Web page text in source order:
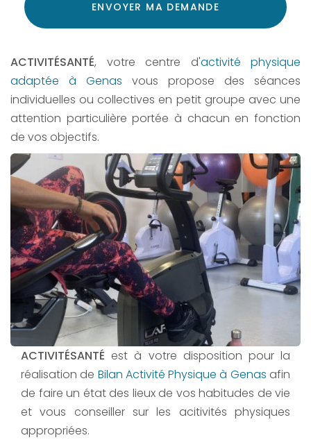
RGPD
ENVOYER MA DEMANDE
ACTIVITÉSANTÉ, votre centre d'activité physique
adaptée à Genas vous propose des séances
individuelles ou collectives en petit groupe avec une
attention particulière portée à chacun en fonction
de vos objectifs.
ACTIVITÉSANTÉ est à votre disposition pour la
réalisation de Bilan Activité Physique à Genas afin
de faire un état des lieux de vos habitudes de vie
et vous conseiller sur les acitivités physiques
appropriées.